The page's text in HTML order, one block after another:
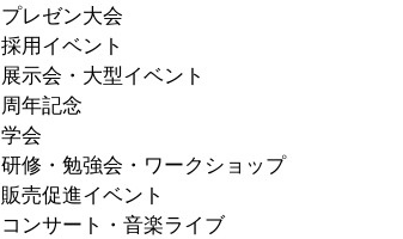
プレゼン大会
採用イベント
展示会・大型イベント
周年記念
学会
研修・勉強会・ワークショップ
販売促進イベント
コンサート・音楽ライブ